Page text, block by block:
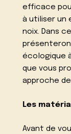
efficace
à utiliser un
noix. Dans
écologique
que vous
approche
Les
Avant de